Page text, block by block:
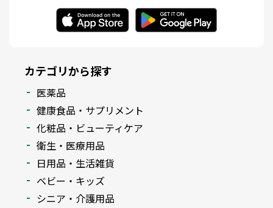
カテゴリから探す
医薬品
健康食品・サプリメント
化粧品・ビューティケア
衛生・医療用品
日用品・生活雑貨
ベビー・キッズ
シニア・介護用品